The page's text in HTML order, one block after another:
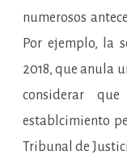
numerosos
Por ejemplo, la
2018, que anula
considerar
establcimiento
Tribunal de